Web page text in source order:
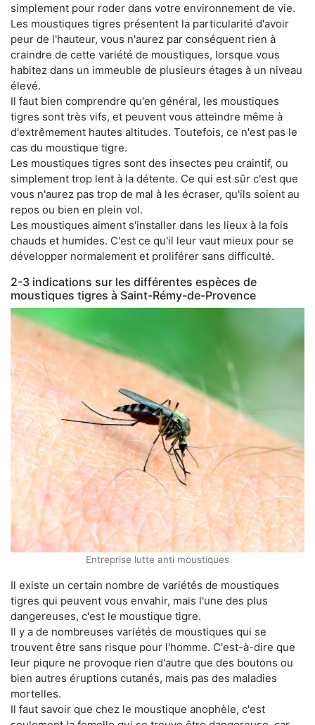
simplement pour roder dans votre environnement de vie.
Les moustiques tigres présentent la particularité d'avoir
peur de l'hauteur, vous n'aurez par conséquent rien à
craindre de cette variété de moustiques, lorsque vous
habitez dans un immeuble de plusieurs étages à un niveau
élevé.
Il faut bien comprendre qu'en général, les moustiques
tigres sont très vifs, et peuvent vous atteindre même à
d'extrêmement hautes altitudes. Toutefois, ce n'est pas le
cas du moustique tigre.
Les moustiques tigres sont des insectes peu craintif, ou
simplement trop lent à la détente. Ce qui est sûr c'est que
vous n'aurez pas trop de mal à les écraser, qu'ils soient au
repos ou bien en plein vol.
Les moustiques aiment s'installer dans les lieux à la fois
chauds et humides. C'est ce qu'il leur vaut mieux pour se
développer normalement et proliférer sans difficulté.
2-3 indications sur les différentes espèces de
moustiques tigres à Saint-Rémy-de-Provence
Entreprise lutte anti moustiques
Il existe un certain nombre de variétés de moustiques
tigres qui peuvent vous envahir, mais l'une des plus
dangereuses, c'est le moustique tigre.
Il y a de nombreuses variétés de moustiques qui se
trouvent être sans risque pour l'homme. C'est-à-dire que
leur piqure ne provoque rien d'autre que des boutons ou
bien autres éruptions cutanés, mais pas des maladies
mortelles.
Il faut savoir que chez le moustique anophèle, c'est